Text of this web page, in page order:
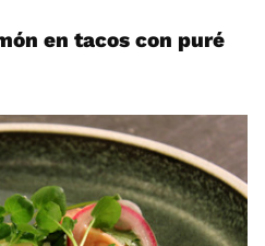
en tacos con puré